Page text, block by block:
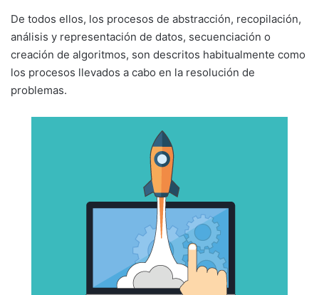
De todos ellos, los procesos de abstracción, recopilación,
análisis y representación de datos, secuenciación o
creación de algoritmos, son descritos habitualmente como
los procesos llevados a cabo en la resolución de
problemas.